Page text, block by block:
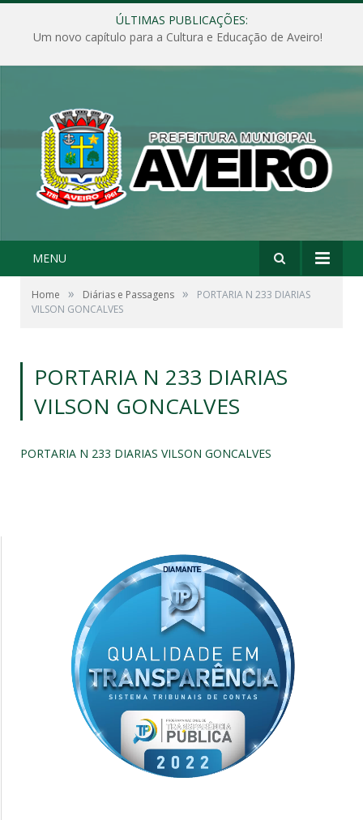
ÚLTIMAS PUBLICAÇÕES:
Um novo capítulo para a Cultura e Educação de Aveiro!
MENU
Home » Diárias e Passagens »
PORTARIA N 233 DIARIAS
VILSON GONCALVES
PORTARIA N 233 DIARIAS
VILSON GONCALVES
PORTARIA N 233 DIARIAS VILSON GONCALVES